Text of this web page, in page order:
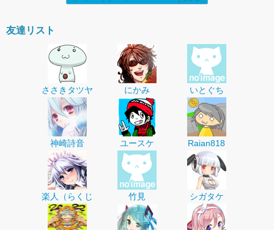
友達リスト
ささきタツヤ にかみ いとぐち
神崎詩音 ユースケ Raian818
楽人（らくじ 竹見 シガタケ